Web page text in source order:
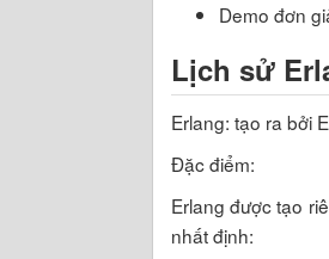
Demo đơn
Lịch sử
Erlang: tạo ra bởi
Đặc điểm:
Erlang được tạo
nhất định: